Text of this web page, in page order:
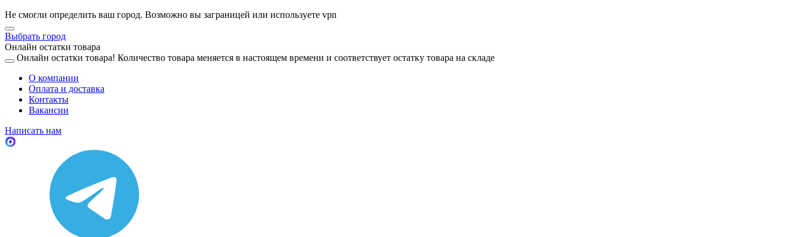
Не смогли определить ваш город. Возможно вы заграницей или используете vpn
Выбрать город
Онлайн остатки товара
Онлайн остатки товара! Количество товара меняется в настоящем времени и соответствует остатку товара на складе
О компании
Оплата и доставка
Контакты
Вакансии
Написать нам